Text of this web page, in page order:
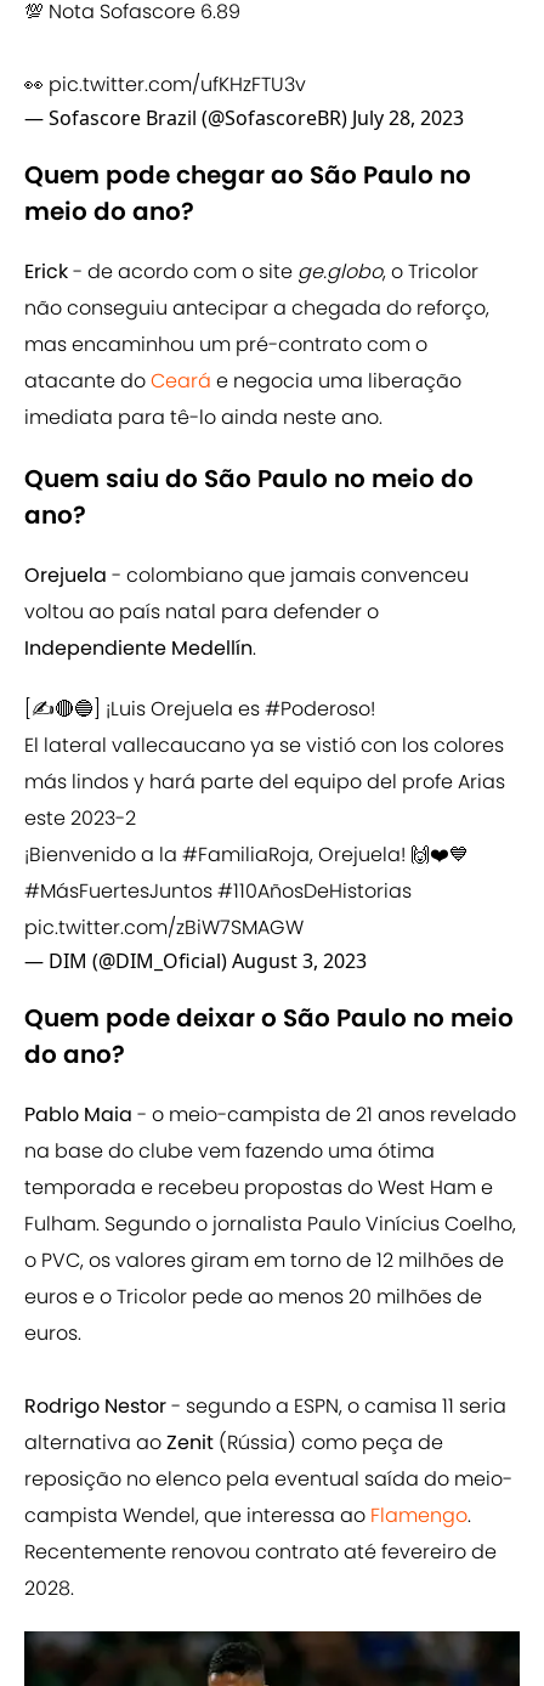
💯 Nota Sofascore 6.89
👀 pic.twitter.com/ufKHzFTU3v
— Sofascore Brazil (@SofascoreBR) July 28, 2023
Quem pode chegar ao São Paulo no
meio do ano?
Erick- de acordo com o site ge.globo, o Tricolor
não conseguiu antecipar a chegada do reforço,
mas encaminhou um pré-contrato com o
atacante doCeará e negocia uma liberação
imediata para tê-lo ainda neste ano.
Quem saiu do São Paulo no meio do
ano?
Orejuela - colombiano que jamais convenceu
voltou ao país natal para defender o
Independiente Medellín.
[✍️🔴🔵] ¡Luis Orejuela es#Poderoso!
El lateral vallecaucano ya se vistió con los colores
más lindos y hará parte del equipo del profe Arias
este 2023-2
¡Bienvenido a la #FamiliaRoja, Orejuela! 🙌❤️💙
#MásFuertesJuntos#110AñosDeHistorias
pic.twitter.com/zBiW7SMAGW
— DIM (@DIM_Oficial)August 3, 2023
Quem pode deixar o São Paulo no meio
do ano?
Pablo Maia - o meio-campista de 21 anos revelado
na base do clube vem fazendo uma ótima
temporada e recebeu propostas do West Ham e
Fulham. Segundo o jornalista Paulo Vinícius Coelho,
o PVC, os valores giram em torno de 12 milhões de
euros e o Tricolor pede ao menos 20 milhões de
euros.
Rodrigo Nestor- segundo a ESPN, o camisa 11 seria
alternativa aoZenit (Rússia) como peça de
reposição no elenco pela eventual saída do meio-
campista Wendel, que interessa ao Flamengo.
Recentemente renovou contrato até fevereiro de
2028.